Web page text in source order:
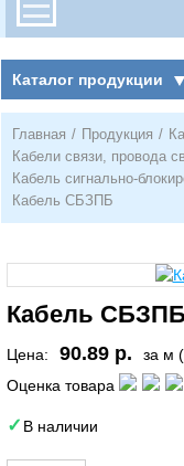
Каталог продукции
Главная / Продукция /
Кабели связи, провода
Кабель сигнально-
Кабель СБЗПБ
Кабель СБЗПБ
Цена: 90.89 р.
за м
Оценка товара
В наличии